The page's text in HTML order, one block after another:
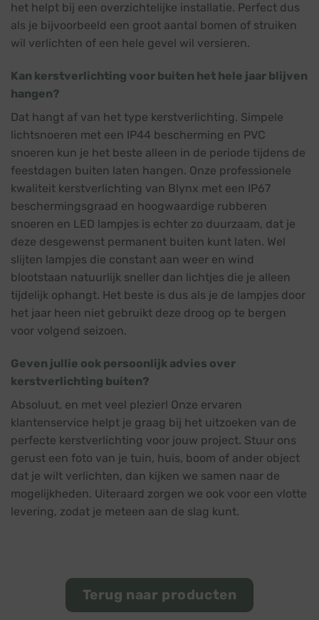
het helpt bij een overzichtelijke installatie. Perfect dus
als je bijvoorbeeld een groot aantal bomen of struiken
wil verlichten of een hele gevel wil versieren.
Kan kerstverlichting voor buiten het hele jaar blijven
hangen?
Dat hangt af van het type kerstverlichting. Simpele
lichtsnoeren met een IP44 bescherming en PVC
snoeren kun je het beste alleen in de periode tijdens de
feestdagen buiten laten hangen. Onze professionele
kwaliteit kerstverlichting van Blynx met een IP67
beschermingsgraad en hoogwaardige rubberen
snoeren en LED lampjes is echter zo duurzaam, dat je
deze desgewenst permanent buiten kunt laten. Wel
slijten lampjes die constant aan weer en wind
blootstaan natuurlijk sneller dan lichtjes die je alleen
tijdelijk ophangt. Het beste is dus als je de lampjes door
het jaar heen niet gebruikt deze droog op te bergen
voor volgend seizoen.
Geven jullie ook persoonlijk advies over
kerstverlichting buiten?
Absoluut, en met veel plezier! Onze ervaren
klantenservice helpt je graag bij het uitzoeken van de
perfecte kerstverlichting voor jouw project. Stuur ons
gerust een foto van je tuin, huis, boom of ander object
dat je wilt verlichten, dan kijken we samen naar de
mogelijkheden. Uiteraard zorgen we ook voor een vlotte
levering, zodat je meteen aan de slag kunt.
Terug naar producten